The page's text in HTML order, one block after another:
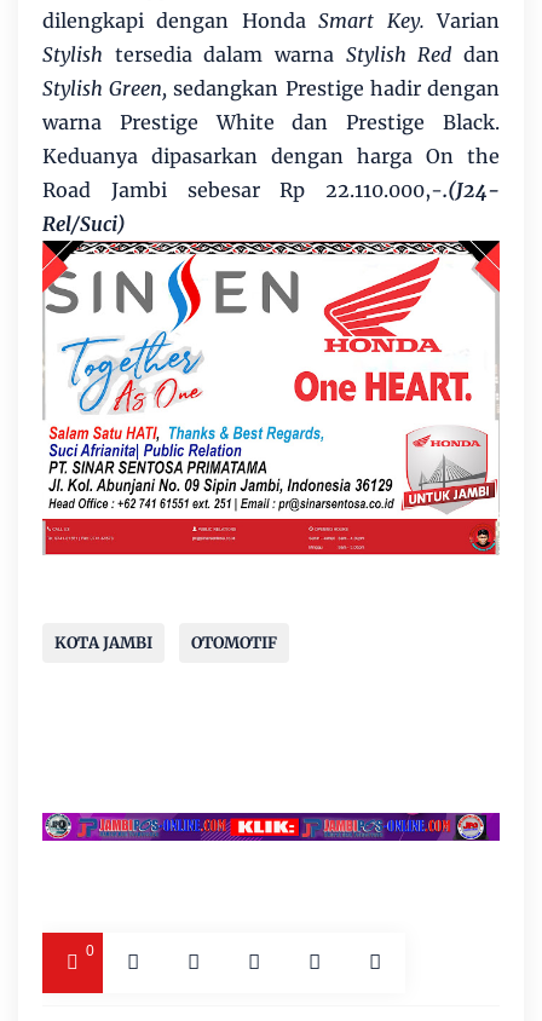
dilengkapi dengan HondaSmart Key. Varian
Stylish tersedia dalam warna Stylish Reddan
Stylish Green, sedangkan Prestige hadir dengan
warna Prestige White dan Prestige Black.
Keduanya dipasarkan dengan harga On the
Road Jambi sebesar Rp 22.110.000,-.(J24-
Rel/Suci)
KOTA JAMBI OTOMOTIF
0